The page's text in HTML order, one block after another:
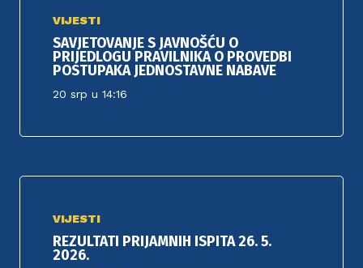
VIJESTI
SAVJETOVANJE S JAVNOŠĆU O
PRIJEDLOGU PRAVILNIKA O PROVEDBI
POSTUPAKA JEDNOSTAVNE NABAVE
20 srp u 14:16
VIJESTI
REZULTATI PRIJAMNIH ISPITA 26. 5.
2026.